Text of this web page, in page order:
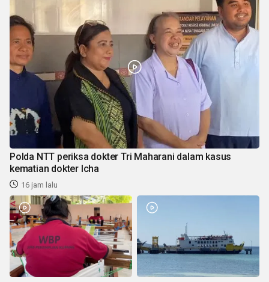
Polda NTT periksa dokter Tri Maharani dalam kasus
kematian dokter Icha
16 jam lalu